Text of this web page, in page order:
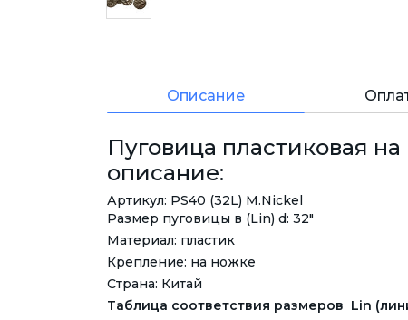
Описание
Пуговица пластиковая
описание:
Артикул: PS40 (32L) M.Nickel
Размер пуговицы в (Lin) d: 32"
Материал: пластик
Крепление: на ножке
Страна: Китай
Таблица соответствия размеров Lin